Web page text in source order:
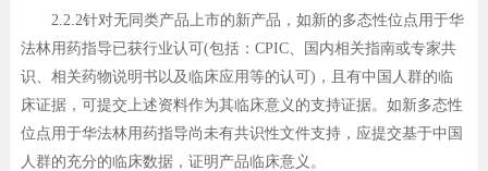
2.2.2针对无同类产品上市的新产品，如新的多态性位点用于华
法林用药指导已获行业认可(包括：CPIC、国内相关指南或专家共
识、相关药物说明书以及临床应用等的认可)，且有中国人群的临
床证据，可提交上述资料作为其临床意义的支持证据。如新多态性
位点用于华法林用药指导尚未有共识性文件支持，应提交基于中国
人群的充分的临床数据，证明产品临床意义。